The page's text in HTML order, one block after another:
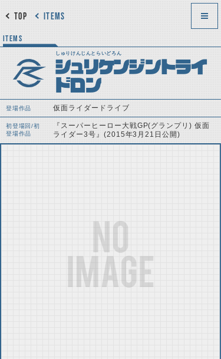
ITEMS
TOP
ITEMS
しゅりけんじんとらいどろん
シュリケンジントライ
ドロン
登場作品 仮面ライダードライブ
初登場回/初
登場作品
『スーパーヒーロー大戦GP(グランプリ) 仮面
ライダー3号』(2015年3月21日公開)